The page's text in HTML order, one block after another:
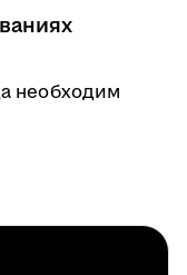
необходим